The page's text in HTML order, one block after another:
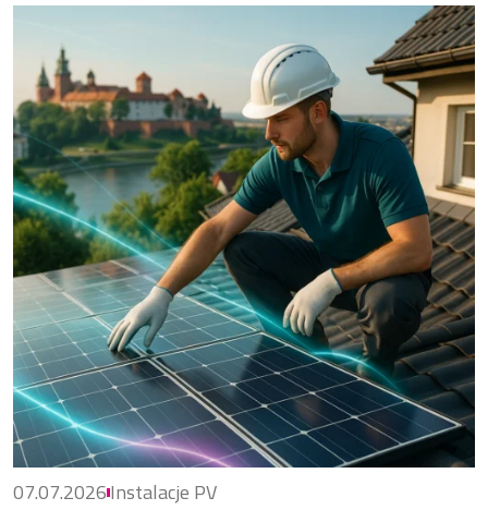
07.07.2026Instalacje PV